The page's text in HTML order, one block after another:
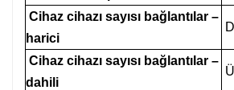
Cihaz cihazı sayısı bağlantılar –
harici
Cihaz cihazı sayısı bağlantılar –
dahili